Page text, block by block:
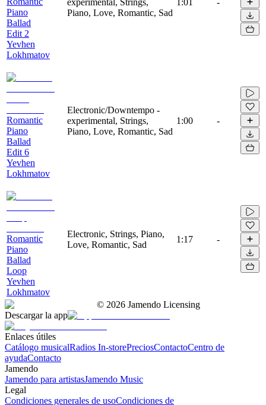
Piano
Ballad
Edit 2
Yevhen
Lokhmatov
Piano, Love, Romantic, Sad
Romantic
Piano
Ballad
Edit 6
Yevhen
Lokhmatov
Electronic/Downtempo -
experimental, Strings,
Piano, Love, Romantic, Sad
1:00 -
Romantic
Piano
Ballad
Loop
Yevhen
Lokhmatov
Electronic, Strings, Piano,
Love, Romantic, Sad
1:17 -
© 2026 Jamendo Licensing
Descargar la app
Enlaces útiles
Catálogo musicalRadios In-storePreciosContactoCentro de
ayudaContacto
Jamendo
Jamendo para artistasJamendo Music
Legal
Condiciones generales de usoCondiciones de